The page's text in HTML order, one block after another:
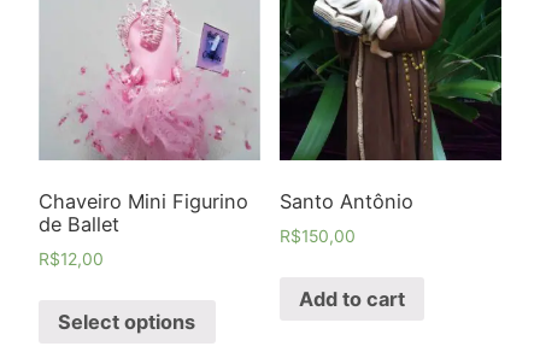
Chaveiro Mini Figurino
de Ballet
R$12,00
Select options
Santo Antônio
R$150,00
Add to cart